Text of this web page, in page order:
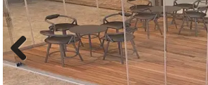
Previous